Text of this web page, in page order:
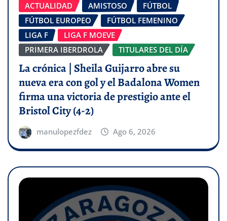
ACTUALIDAD AMISTOSO
FÚTBOL
FÚTBOL EUROPEO
FÚTBOL FEMENINO
LIGA F
LIGA F MOEVE
PRIMERA IBERDROLA
TITULARES DEL DÍA
La crónica | Sheila Guijarro abre su
nueva era con gol y el Badalona Women
firma una victoria de prestigio ante el
Bristol City (4-2)
manulopezfdez Ago 6, 2026